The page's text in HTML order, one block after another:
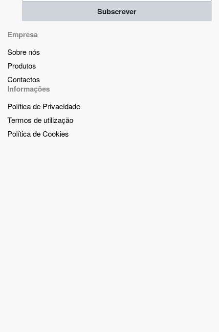
Subscrever
Empresa
Sobre nós
Produtos
Contactos
Informações
Política de Privacidade
Termos de utilização
Política de Cookies